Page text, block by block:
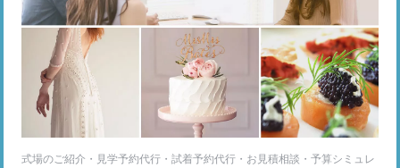
式場のご紹介・見学予約代行・試着予約代行・お見積相談・予算シミュレ